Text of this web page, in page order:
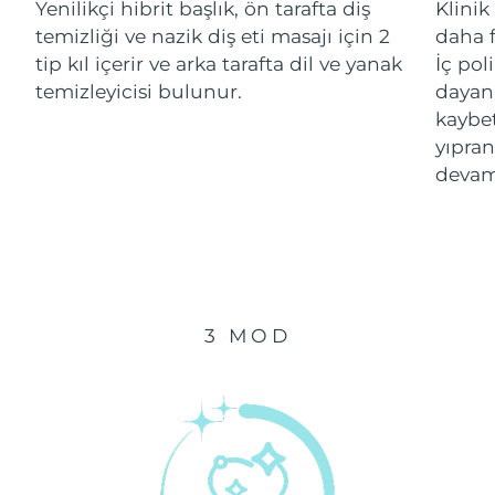
Yenilikçi hibrit başlık, ön tarafta diş
temizliği ve nazik diş eti masajı için 2
tip kıl içerir ve arka tarafta dil ve yanak
temizleyicisi bulunur.
Klinik
daha
İç
3 MOD
Çin Makao ÖİB Tahmini teslim tarihi 8/11/26
Malezya 8/12/26
8/9/26
Tahmini teslim tarihi
Tahmini teslim tarihi